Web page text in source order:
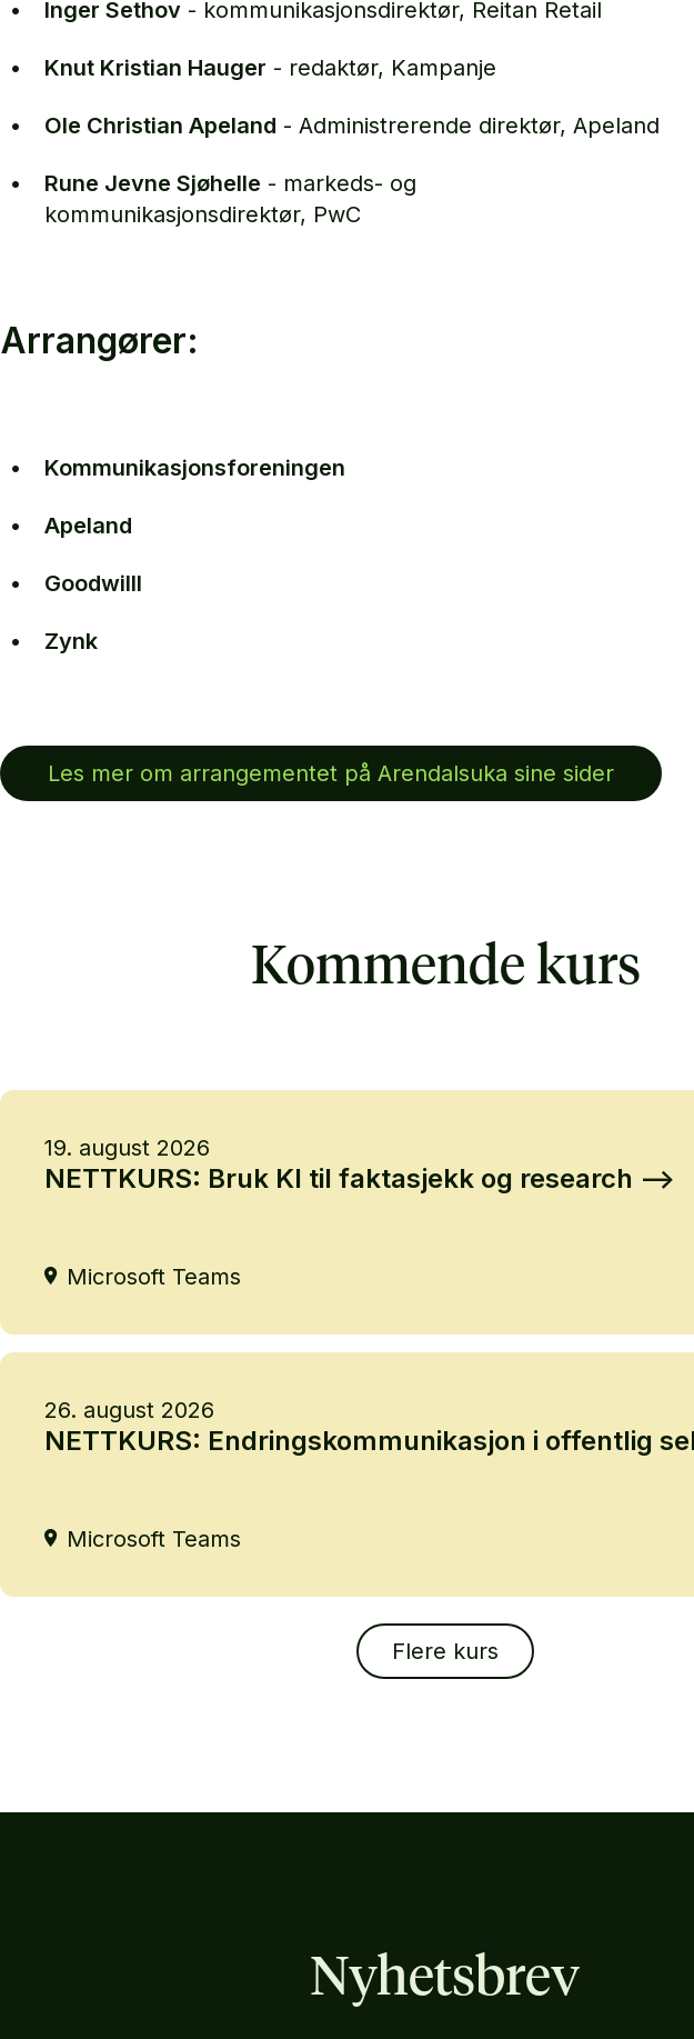
Inger Sethov- kommunikasjonsdirektør, Reitan Retail
Knut Kristian Hauger - redaktør, Kampanje
Ole Christian Apeland - Administrerende direktør, Apeland
Rune Jevne Sjøhelle - markeds- og
kommunikasjonsdirektør, PwC
Arrangører:
Kommunikasjonsforeningen
Apeland
Goodwilll
Zynk
Les mer om arrangementet på Arendalsuka sine sider
Kommende kurs
19. august 2026
NETTKURS: Bruk KI til faktasjekk og research
Microsoft Teams
26. august 2026
NETTKURS: Endringskommunikasjon i offentlig
Microsoft Teams
Flere kurs
Nyhetsbrev